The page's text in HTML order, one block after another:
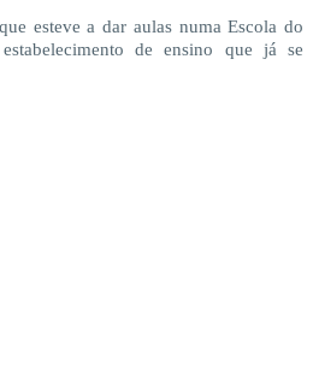
esteve a dar aulas numa Escola do
de ensino que já se